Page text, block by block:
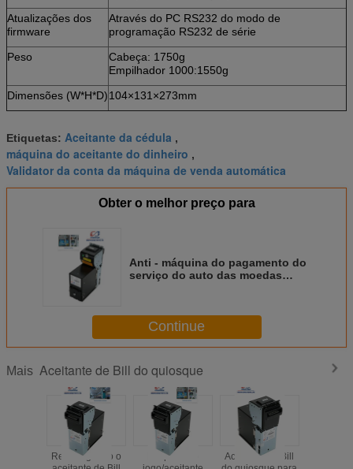
Atualizações dos
firmware
Através do PC RS232 do modo de
programação RS232 de série
Peso
Cabeça: 1750g
Empilhador 1000:1550g
Dimensões (W*H*D)104×131×273mm
Etiquetas: Aceitante da cédula ,
máquina do aceitante do dinheiro ,
Validator da conta da máquina de venda automática
Obter o melhor preço para
Anti - máquina do pagamento do
serviço do auto das moedas
Continue
Mais Aceitante de Bill do quiosque
Recarregando o
Máquina do
Aceitante de Bill